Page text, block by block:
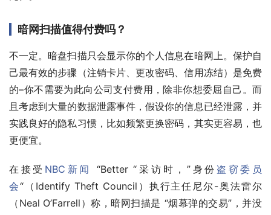
暗网扫描值得付费吗？
不一定。暗盘扫描只会显示你的个人信息在暗网上。保护自
己最有效的步骤（注销卡片、更改密码、信用冻结）是免费
的–你不需要为此向公司支付费用，除非你想委屈自己。而
且考虑到大量的数据泄露事件，假设你的信息已经泄露，并
实践良好的隐私习惯，比如频繁更换密码，其实更容易，也
更便宜。
在接受 NBC新闻 “Better “采访时，”身份 盗窃委员
会“（Identify Theft Council）执行主任尼尔-奥法雷尔
（Neal O’Farrell）称，暗网扫描是 “烟幕弹的交易”，并没